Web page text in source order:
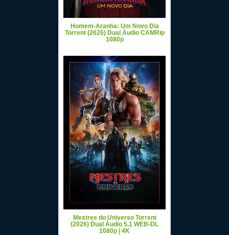
Homem-Aranha: Um Novo Dia
Torrent (2026) Dual Áudio CAMRip
1080p
Mestres do Universo Torrent
(2026) Dual Áudio 5.1 WEB-DL
1080p | 4K